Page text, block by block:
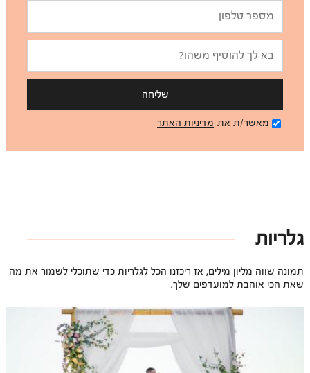
שליחה
מאשר/ת את מדיניות האתר
גלריות
תמונה שווה מליון מילים, אז ריכזנו הכל לגלריות כדי שתוכלי לשמור את מה
שאת הכי אוהבת למועדפים שלך.